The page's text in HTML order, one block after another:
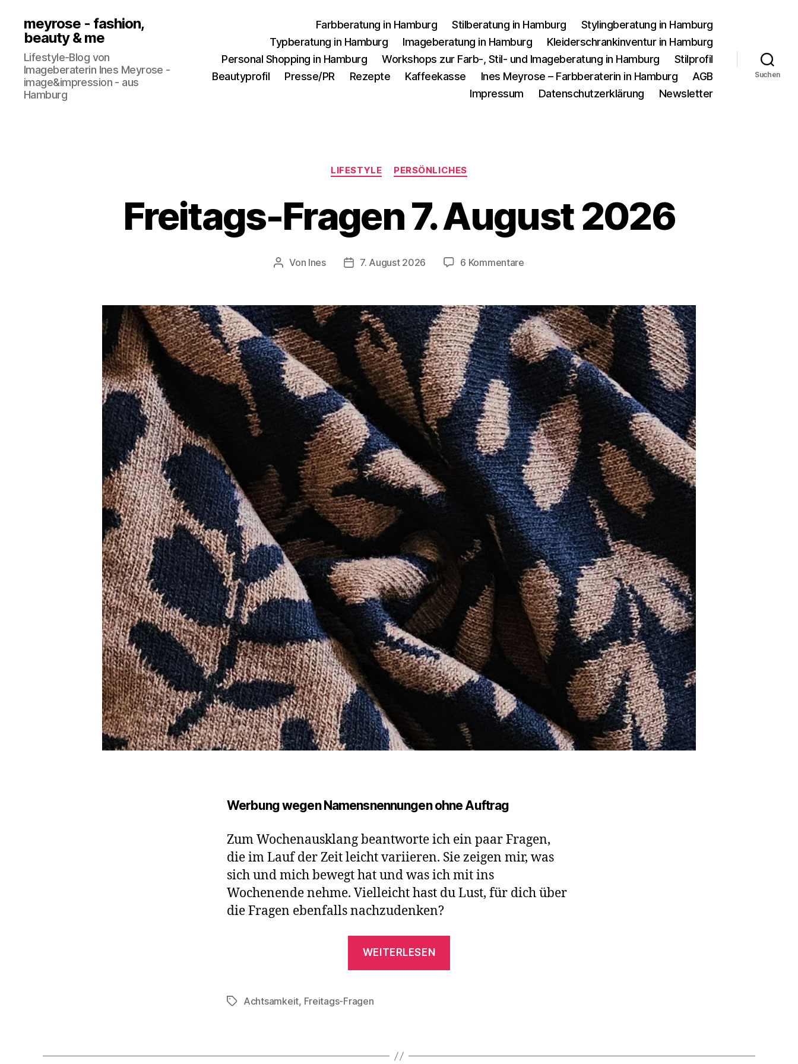
meyrose - fashion,
beauty & me
Lifestyle-Blog von
Imageberaterin Ines Meyrose -
image&impression - aus
Hamburg
Farbberatung in Hamburg Stilberatung in Hamburg
Stylingberatung in Hamburg
Typberatung in Hamburg
Imageberatung in Hamburg
Kleiderschrankinventur in Hamburg
Personal Shopping in Hamburg
Workshops zur Farb-, Stil- und Imageberatung in Hamburg
Stilprofil
Beautyprofil
Presse/PR Rezepte Kaffeekasse Ines Meyrose – Farbberaterin in Hamburg
AGB
Impressum
Datenschutzerklärung Newsletter
Suchen
Kategorien
LIFESTYLE PERSÖNLICHES
Freitags-Fragen 7. August 2026
Beitragsautor
Von Ines Veröffentlichungsdatum
7. August 2026 6 Kommentarezu
7.
August
2026
Werbung wegen Namensnennungen ohne Auftrag
Zum Wochenausklang beantworte ich ein paar Fragen,
die im Lauf der Zeit leicht variieren. Sie zeigen mir, was
sich und mich bewegt hat und was ich mit ins
Wochenende nehme. Vielleicht hast du Lust, für dich über
die Fragen ebenfalls nachzudenken?
WEITERLESEN
Schlagwörter
Achtsamkeit, Freitags-Fragen